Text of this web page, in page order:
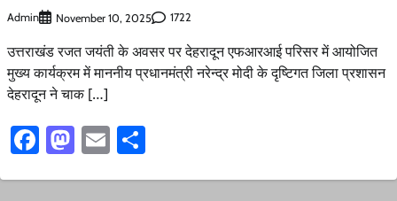
Admin November 10, 2025 1722
उत्तराखंड रजत जयंती के अवसर पर देहरादून एफआरआई परिसर में आयोजित
मुख्य कार्यक्रम में माननीय प्रधानमंत्री नरेन्द्र मोदी के दृष्टिगत जिला प्रशासन
देहरादून ने चाक […]
Facebook
Mastodon
Email